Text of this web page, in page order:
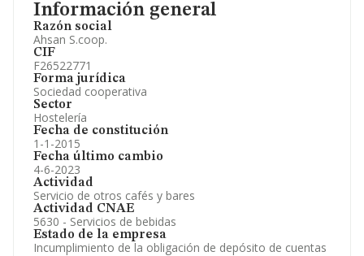
Información general
Razón social
Ahsan S.coop.
CIF
F26522771
Forma jurídica
Sociedad cooperativa
Sector
Hostelería
Fecha de constitución
1-1-2015
Fecha último cambio
4-6-2023
Actividad
Servicio de otros cafés y bares
Actividad CNAE
5630 - Servicios de bebidas
Estado de la empresa
Incumplimiento de la obligación de depósito de cuentas